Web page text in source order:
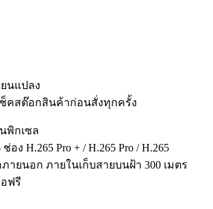
นแปลง
ช็คสต๊อกสินค้าก่อนสั่งทุกครั้ง
พิกเซล
อง H.265 Pro + / H.265 Pro / H.265
ายนอก ภายในเก็บสายบนฝ้า 300 เมตร
ฟรี